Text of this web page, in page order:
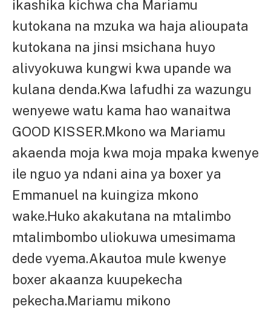
ikashika kichwa cha Mariamu
kutokana na mzuka wa haja alioupata
kutokana na jinsi msichana huyo
alivyokuwa kungwi kwa upande wa
kulana denda.Kwa lafudhi za wazungu
wenyewe watu kama hao wanaitwa
GOOD KISSER.Mkono wa Mariamu
akaenda moja kwa moja mpaka kwenye
ile nguo ya ndani aina ya boxer ya
Emmanuel na kuingiza mkono
wake.Huko akakutana na mtalimbo
mtalimbombo uliokuwa umesimama
dede vyema.Akautoa mule kwenye
boxer akaanza kuupekecha
pekecha.Mariamu mikono